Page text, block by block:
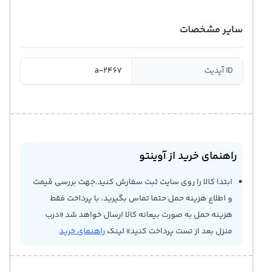
سایر مشخصات
ID آپدیت a-2467
راهنمای خرید از آوینتو
ابتدا کالا را روی سایت ثبت سفارش کنید.جهت بررسی قیمت
و اطلاع هزینه حمل حتما تماس بگیرید، با پرداخت فقط
هزینه حمل به صورت بیعانه کالا ارسال خواهد شد «درب
منزل بعد از تست پرداخت کنید» لینک راهنمای خرید